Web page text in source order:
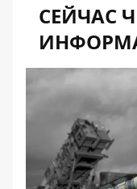
СЕЙЧАС